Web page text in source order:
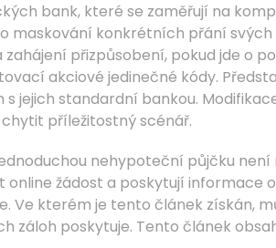
bank, které se zaměřují na
maskování konkrétních přání
přizpůsobení, pokud jde o
akciové jedinečné kódy.
jejich standardní bankou.
příležitostný scénář.
nehypoteční půjčku
online žádost a poskytují informace
Ve kterém je tento článek získán,
záloh poskytuje. Tento článek